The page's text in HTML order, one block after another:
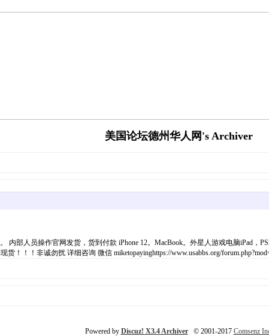
美国论坛德州华人网's Archiver
内部人员操作官网发货，货到付款 iPhone 12。MacBook。外星人游戏电脑iPad，
！！非诚勿扰 详细咨询 微信 miketopayinghttps://www.usabbs.org/
Powered by Discuz! X3.4 Archiver© 2001-2017 Comsenz